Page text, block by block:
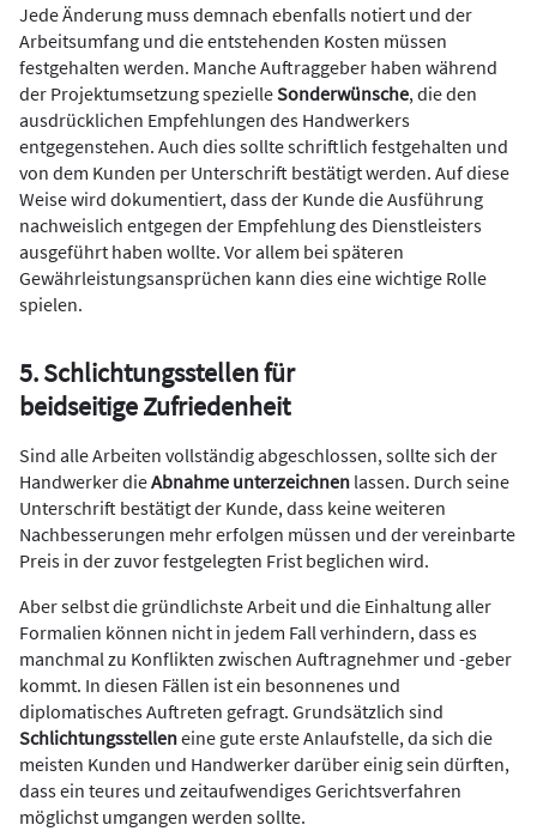
Jede Änderung muss demnach ebenfalls notiert und der
Arbeitsumfang und die entstehenden Kosten müssen
festgehalten werden. Manche Auftraggeber haben während
der Projektumsetzung spezielleSonderwünsche, die den
ausdrücklichen Empfehlungen des Handwerkers
entgegenstehen. Auch dies sollte schriftlich festgehalten und
von dem Kunden per Unterschrift bestätigt werden. Auf diese
Weise wird dokumentiert, dass der Kunde die Ausführung
nachweislich entgegen der Empfehlung des Dienstleisters
ausgeführt haben wollte. Vor allem bei späteren
Gewährleistungsansprüchen kann dies eine wichtige Rolle
spielen.
5. Schlichtungsstellen für
beidseitige Zufriedenheit
Sind alle Arbeiten vollständig abgeschlossen, sollte sich der
Handwerker dieAbnahme unterzeichnen lassen. Durch seine
Unterschrift bestätigt der Kunde, dass keine weiteren
Nachbesserungen mehr erfolgen müssen und der vereinbarte
Preis in der zuvor festgelegten Frist beglichen wird.
Aber selbst die gründlichste Arbeit und die Einhaltung aller
Formalien können nicht in jedem Fall verhindern, dass es
manchmal zu Konflikten zwischen Auftragnehmer und -geber
kommt. In diesen Fällen ist ein besonnenes und
diplomatisches Auftreten gefragt. Grundsätzlich sind
Schlichtungsstelleneine gute erste Anlaufstelle, da sich die
meisten Kunden und Handwerker darüber einig sein dürften,
dass ein teures und zeitaufwendiges Gerichtsverfahren
möglichst umgangen werden sollte.